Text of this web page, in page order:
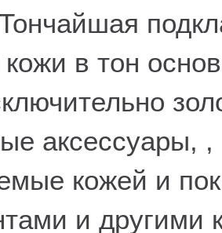
кожи в тон
аксессуары, ,
кожей и
и другими